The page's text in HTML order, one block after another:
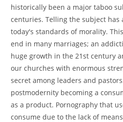
historically been a major taboo
centuries. Telling the subject has
today's standards of morality.
end in many marriages; an
huge growth in the 21st century
our churches with enormous
secret among leaders and
postmodernity becoming a
as a product. Pornography that
consume due to the lack of